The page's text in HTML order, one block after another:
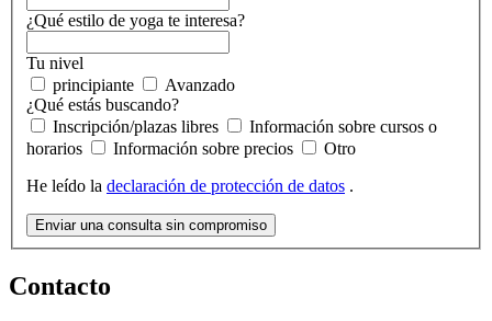
¿Qué estilo de yoga te interesa?
Tu nivel
principiante
Avanzado
¿Qué estás buscando?
Inscripción/plazas libres
Información sobre cursos o
horarios
Información sobre precios
Otro
He leído la declaración de protección de datos .
Enviar una consulta sin compromiso
Contacto